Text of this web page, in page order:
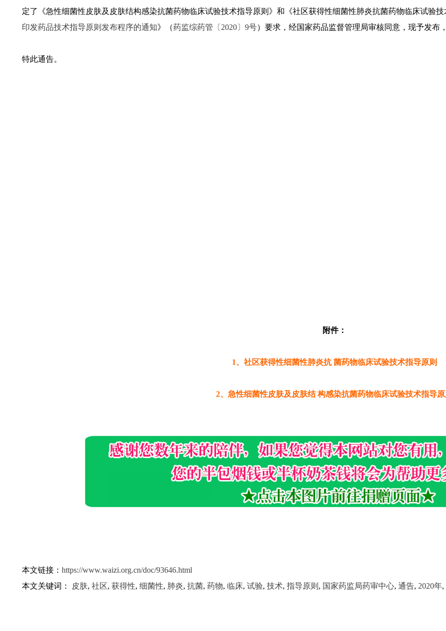
定了《急性细菌性皮肤及皮肤结构感染抗菌药物临床试验技术指导原则》和《社区获得性细菌性肺炎抗菌药物临床试验
印发药品技术指导原则发布程序的通知》（药监综药管〔2020〕9号）要求，经国家药品监督管理局审核同意，现予发布
特此通告。
附件：
1、社区获得性细菌性肺炎抗 菌药物临床试验技术指导原则
2、急性细菌性皮肤及皮肤结 构感染抗菌药物临床试验技术指导
本文链接： https://www.waizi.org.cn/doc/93646.html
本文关键词：
皮肤, 社区, 获得性, 细菌性, 肺炎, 抗菌, 药物, 临床, 试验, 技术, 指导原则 , 国家药监局药审中心, 通告, 2020年,